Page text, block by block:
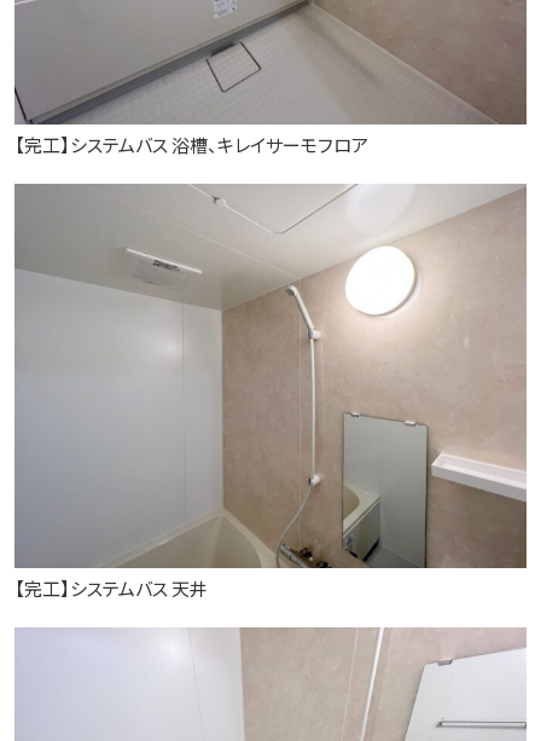
【完工】システムバス 浴槽、キレイサーモフロア
【完工】システムバス 天井